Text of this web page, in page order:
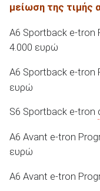
μείωση της τιμής
A6 Sportback e-tron
4.000 ευρώ
A6 Sportback e-tron
ευρώ
S6 Sportback e-tron
A6 Avant e-tron
ευρώ
A6 Avant e-tron